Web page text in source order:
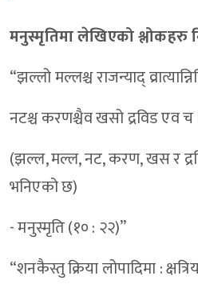
मनुस्मृतिमा लेखिएको श्लोकहरु
“झल्लो मल्लश्च राजन्याद्
नटश्च करणश्चैव खसो द्रविड एव च
(झल्ल, मल्ल, नट, करण, खस र
भनिएको छ)
- मनुस्मृति (१० : २२)”
“शनकैस्तु क्रिया लोपादिमा :